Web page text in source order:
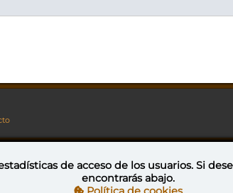
de Creative Commons Reconocimiento-NoComercial-CompartirIgual 4.0
de acceso de los usuarios. Si
encontrarás abajo.